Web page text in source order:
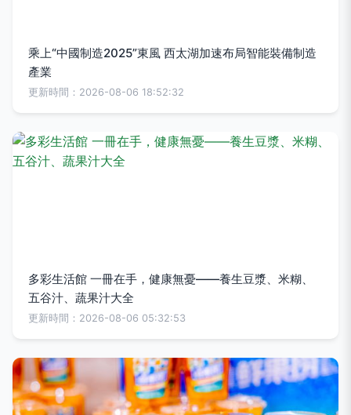
乘上“中國制造2025”東風 西太湖加速布局智能裝備制造
產業
更新時間：2026-08-06 18:52:32
多彩生活館 一冊在手，健康無憂——養生豆漿、米糊、
五谷汁、蔬果汁大全
更新時間：2026-08-06 05:32:53